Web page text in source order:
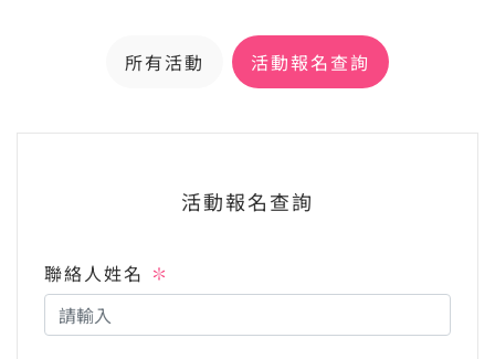
所有活動 活動報名查詢
活動報名查詢
聯絡人姓名 ✽